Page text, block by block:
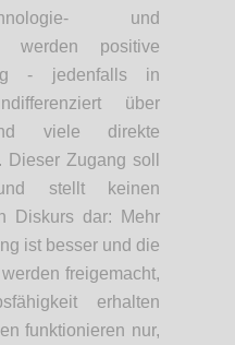
und
werden positive
- jedenfalls in
über
viele direkte
Dieser Zugang soll
stellt keinen
Diskurs dar: Mehr
ist besser und die
freigemacht,
erhalten
funktionieren nur,